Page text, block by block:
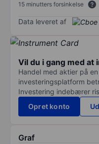
15 minutters forsinkelse
Data leveret af
Vil du i gang med at
Handel med aktier på
investeringsplatform
Investering indebærer
Opret konto
Graf